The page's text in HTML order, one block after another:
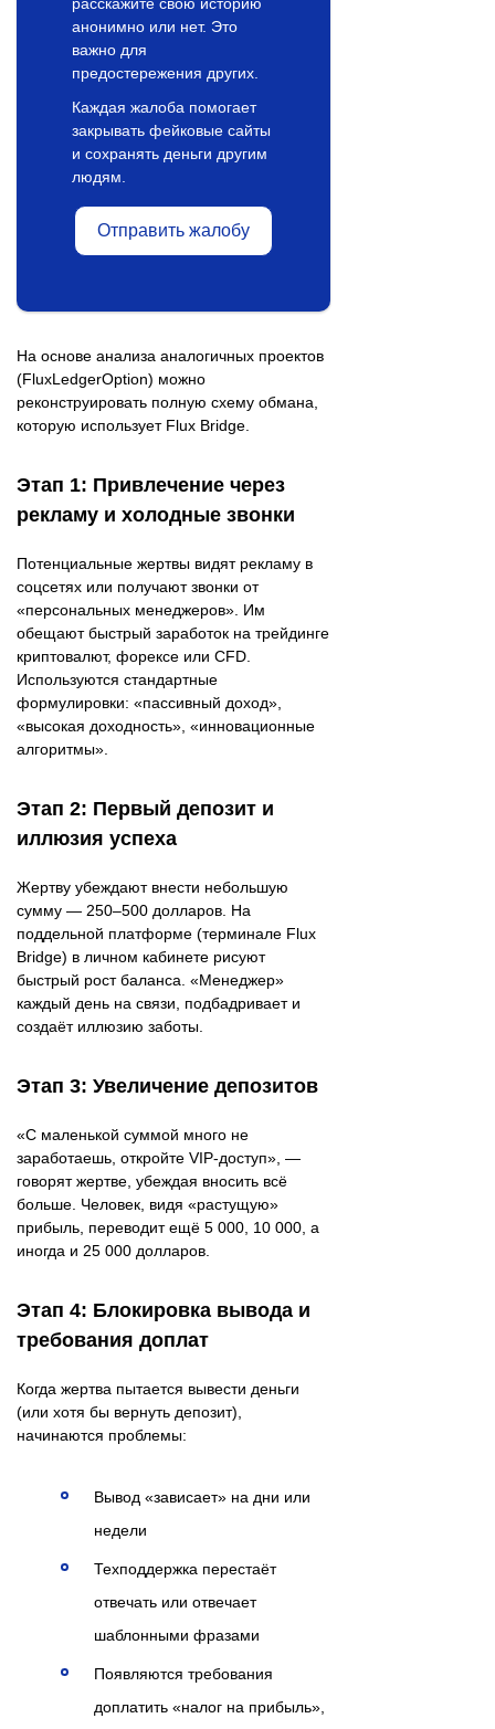
анонимно или нет. Это
важно для
предостережения других.
Каждая жалоба помогает
закрывать фейковые сайты
и сохранять деньги другим
людям.
Отправить жалобу
На основе анализа аналогичных проектов
(FluxLedgerOption) можно
реконструировать полную схему обмана,
которую использует Flux Bridge.
Этап 1: Привлечение через
рекламу и холодные звонки
Потенциальные жертвы видят рекламу в
соцсетях или получают звонки от
«персональных менеджеров». Им
обещают быстрый заработок на трейдинге
криптовалют, форексе или CFD.
Используются стандартные
формулировки: «пассивный доход»,
«высокая доходность», «инновационные
алгоритмы».
Этап 2: Первый депозит и
иллюзия успеха
Жертву убеждают внести небольшую
сумму — 250–500 долларов. На
поддельной платформе (терминале Flux
Bridge) в личном кабинете рисуют
быстрый рост баланса. «Менеджер»
каждый день на связи, подбадривает и
создаёт иллюзию заботы.
Этап 3: Увеличение депозитов
«С маленькой суммой много не
заработаешь, откройте VIP-доступ», —
говорят жертве, убеждая вносить всё
больше. Человек, видя «растущую»
прибыль, переводит ещё 5 000, 10 000, а
иногда и 25 000 долларов.
Этап 4: Блокировка вывода и
требования доплат
Когда жертва пытается вывести деньги
(или хотя бы вернуть депозит),
начинаются проблемы:
Вывод «зависает» на дни или
недели
Техподдержка перестаёт
отвечать или отвечает
шаблонными фразами
Появляются требования
доплатить «налог на прибыль»,